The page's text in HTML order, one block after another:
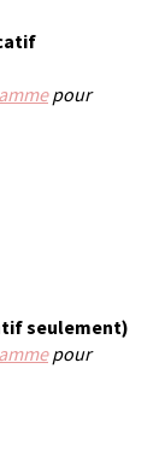
pour
seulement)
pour